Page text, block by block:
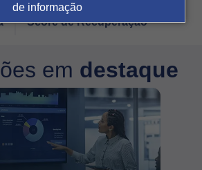
de informação
Score de Recuperação
em destaque